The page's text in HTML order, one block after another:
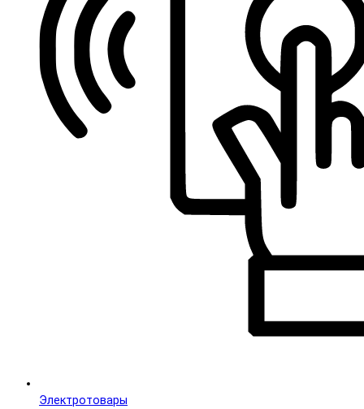
Электротовары